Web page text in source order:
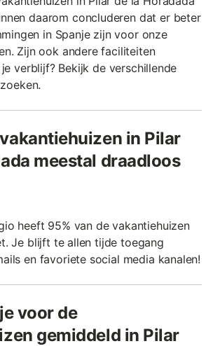
daarom concluderen dat er beter
in Spanje zijn voor onze
Zijn ook andere faciliteiten
verblijf? Bekijk de verschillende
in Pilar
meestal draadloos
heeft 95% van de vakantiehuizen
Je blijft te allen tijde toegang
en favoriete social media kanalen!
voor de
gemiddeld in Pilar